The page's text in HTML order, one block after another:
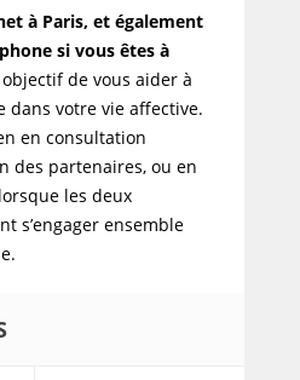
à Paris, et également
si vous êtes à
de vous aider à
dans votre vie affective.
en consultation
des partenaires, ou en
les deux
s’engager ensemble